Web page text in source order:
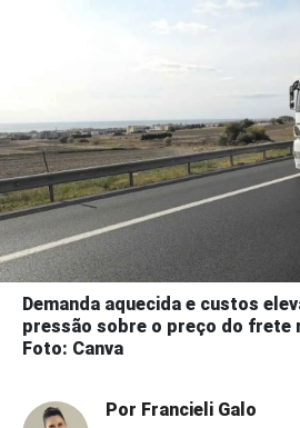
Demanda aquecida e custos
pressão sobre o preço do frete
Foto: Canva
Por Francieli Galo